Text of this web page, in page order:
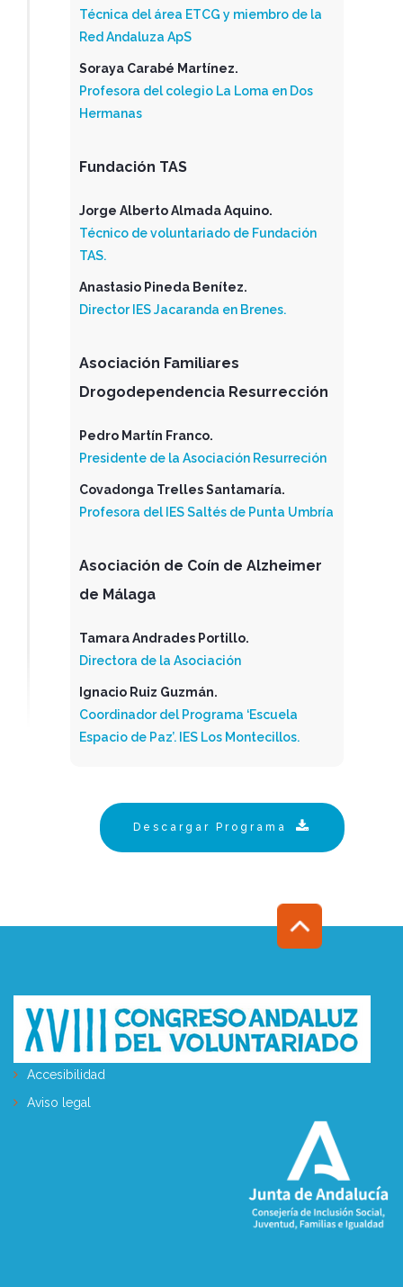
Técnica del área ETCG y miembro de la
Red Andaluza ApS
Soraya Carabé Martínez.
Profesora del colegio La Loma en Dos
Hermanas
Fundación TAS
Jorge Alberto Almada Aquino.
Técnico de voluntariado de Fundación
TAS.
Anastasio Pineda Benítez.
Director IES Jacaranda en Brenes.
Asociación Familiares
Drogodependencia Resurrección
Pedro Martín Franco.
Presidente de la Asociación Resurreción
Covadonga Trelles Santamaría.
Profesora del IES Saltés de Punta Umbría
Asociación de Coín de Alzheimer
de Málaga
Tamara Andrades Portillo.
Directora de la Asociación
Ignacio Ruiz Guzmán.
Coordinador del Programa ‘Escuela
Espacio de Paz’. IES Los Montecillos.
Descargar Programa
Accesibilidad
Aviso legal